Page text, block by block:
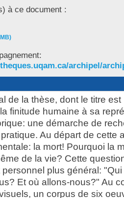
à ce document :
archipel/
de la thèse, dont le titre
finitude humaine à sa
une démarche de
Au départ de cette
la mort! Pourquoi la
de la vie? Cette
plus général:
Et où allons-nous?" Au
un corpus de six